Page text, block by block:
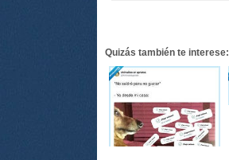
Quizás también te interese: